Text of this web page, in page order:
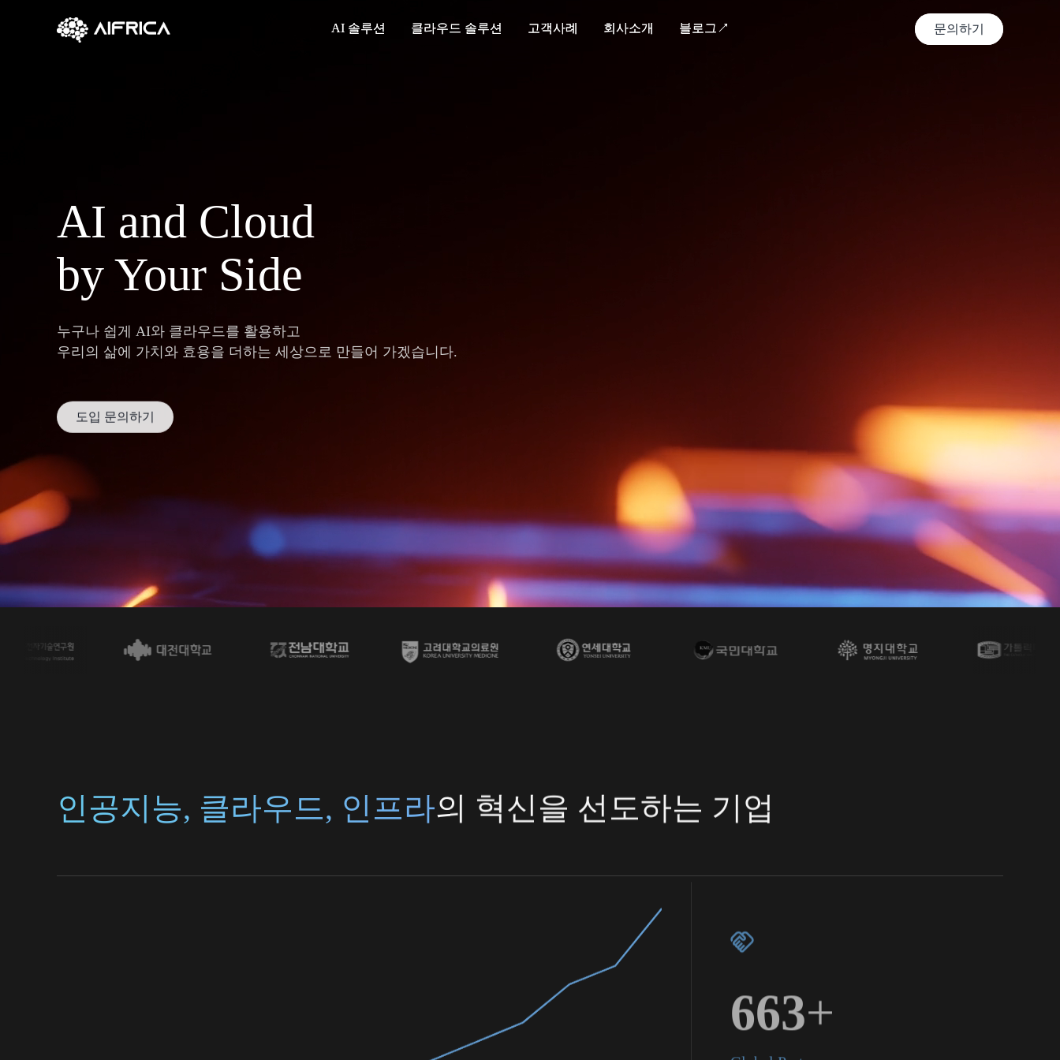
AI 솔루션 클라우드 솔루션 고객사례 회사소개 블로그↗ 문의하기
AI 솔루션 클라우드 솔루션 고객사례 회사소개 블로그↗ 문의하기
AI and Cloud
by Your Side
누구나 쉽게 AI와 클라우드를 활용하고
우리의 삶에 가치와 효용을 더하는 세상으로 만들어 가겠습니다.
도입 문의하기
인공지능, 클라우드, 인프라의 혁신을 선도하는 기업
850+
Global Partners